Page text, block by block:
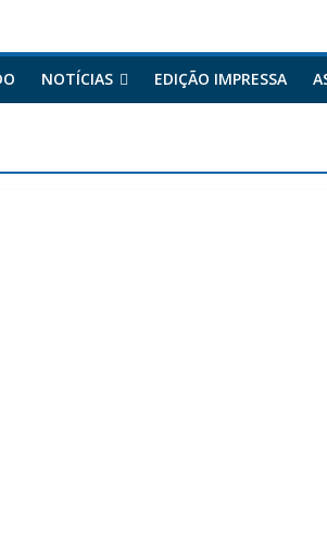
NOTÍCIAS EDIÇÃO IMPRESSA